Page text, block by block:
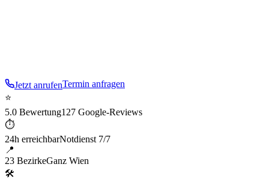
Jetzt anrufenTermin anfragen
⭐
5.0 Bewertung127 Google-Reviews
⏱
24h erreichbarNotdienst 7/7
📍
23 BezirkeGanz Wien
🛠